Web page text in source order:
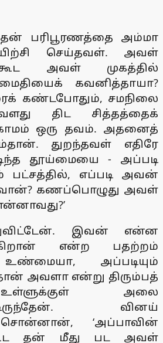
பரிபூரணத்தை அம்மா
செய்தவள். அவள்
அவள் முகத்தில்
கவனித்தாயா?
கண்டபோதும், சமநிலை
திட சித்தத்தைக்
ஒரு தவம். அதனைத்
துறந்தவள் எதிரே
தூய்மையை - அப்படி
எப்படி அவன்
கணப்பொழுது அவள்
இவன் என்ன
என்ற பதற்றம்
உண்மையா, அப்படியும்
அவளா என்று திரும்பத்
அலை
வினய்
‘அப்பாவின்
தன் மீது பட அவள்